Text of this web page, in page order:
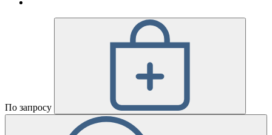
По запросу